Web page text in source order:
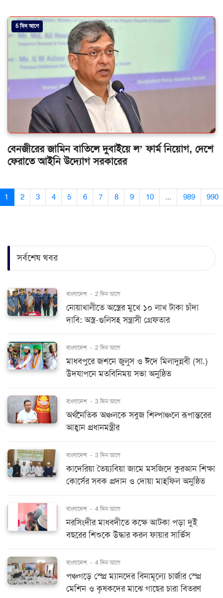
5 দিন আগে
বেনজীরের জামিন বাতিলে দুবাইয়ে ল’ ফার্ম নিয়োগ, দেশে
ফেরাতে আইনি উদ্যোগ সরকারের
1 2 3 4 5 6 7 8 9 10 ... 989 990
সর্বশেষ খবর
বাংলাদেশ - 2 দিন আগে
নোয়াখালীতে অস্ত্রের মুখে ১০ লাখ টাকা চাঁদা
দাবি: অস্ত্র-গুলিসহ সন্ত্রাসী গ্রেফতার
বাংলাদেশ - 2 দিন আগে
মাধবপুরে জশনে জুলুস ও ঈদে মিলাদুন্নবী (সা.)
উদযাপনে মতবিনিময় সভা অনুষ্ঠিত
বাংলাদেশ - 3 দিন আগে
অর্থনৈতিক অঞ্চলকে সবুজ শিল্পাঞ্চলে রূপান্তরের
আহ্বান প্রধানমন্ত্রীর
বাংলাদেশ - 3 দিন আগে
কাদেরিয়া তৈয়্যবিয়া জামে মসজিদে কুরআন শিক্ষা
কোর্সের সবক প্রদান ও দোয়া মাহফিল অনুষ্ঠিত
বাংলাদেশ - 4 দিন আগে
নরসিংদীর মাধবদীতে কক্ষে আটকা পড়া দুই
বছরের শিশুকে উদ্ধার করল ফায়ার সার্ভিস
বাংলাদেশ - 4 দিন আগে
পঞ্চগড়ে স্প্রে ম্যানদের বিনামূল্যে চার্জার স্প্রে
মেশিন ও কৃষকদের মাঝে গাছের চারা বিতরণ